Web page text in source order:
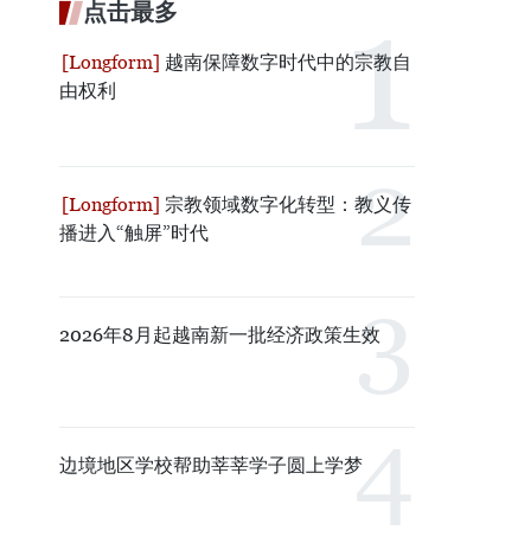
点击最多
越南保障数字时代中的宗教自
由权利
宗教领域数字化转型：教义传
播进入“触屏”时代
2026年8月起越南新一批经济政策生效
边境地区学校帮助莘莘学子圆上学梦